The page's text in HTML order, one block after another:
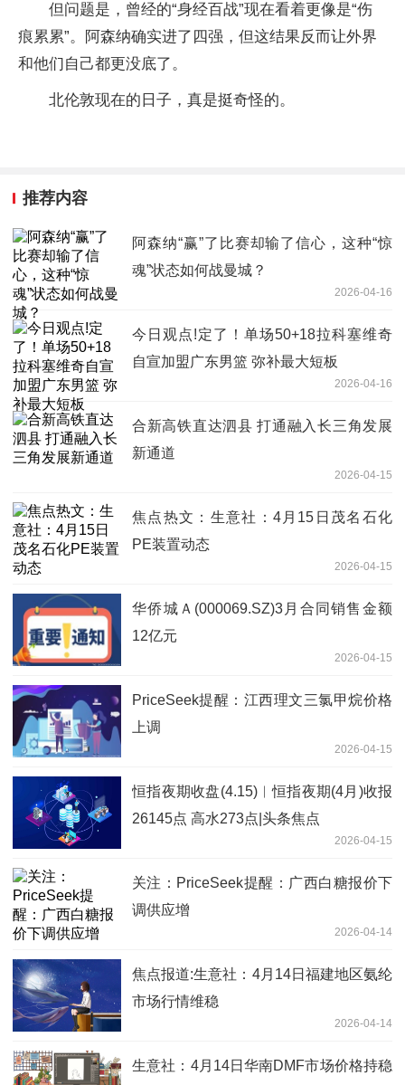
但问题是，曾经的“身经百战”现在看着更像是“伤
痕累累”。阿森纳确实进了四强，但这结果反而让外界
和他们自己都更没底了。
北伦敦现在的日子，真是挺奇怪的。
推荐内容
阿森纳“赢”了比赛却输了信心，这种“惊
魂”状态如何战曼城？
2026-04-16
今日观点!定了！单场50+18拉科塞维奇
自宣加盟广东男篮 弥补最大短板
2026-04-16
合新高铁直达泗县 打通融入长三角发展
新通道
2026-04-15
焦点热文：生意社：4月15日茂名石化
PE装置动态
2026-04-15
华侨城Ａ(000069.SZ)3月合同销售金额
12亿元
2026-04-15
PriceSeek提醒：江西理文三氯甲烷价格
上调
2026-04-15
恒指夜期收盘(4.15)︱恒指夜期(4月)收报
26145点 高水273点|头条焦点
2026-04-15
关注：PriceSeek提醒：广西白糖报价下
调供应增
2026-04-14
焦点报道:生意社：4月14日福建地区氨纶
市场行情维稳
2026-04-14
生意社：4月14日华南DMF市场价格持稳